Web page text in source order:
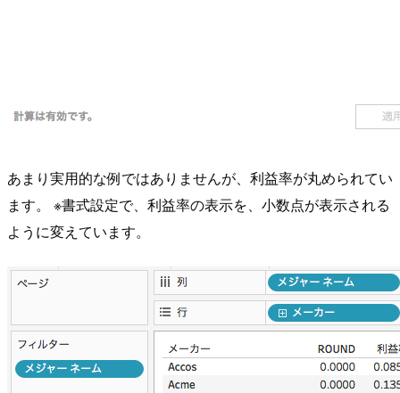
あまり実用的な例ではありませんが、利益率が丸められてい
ます。 ※書式設定で、利益率の表示を、小数点が表示される
ように変えています。